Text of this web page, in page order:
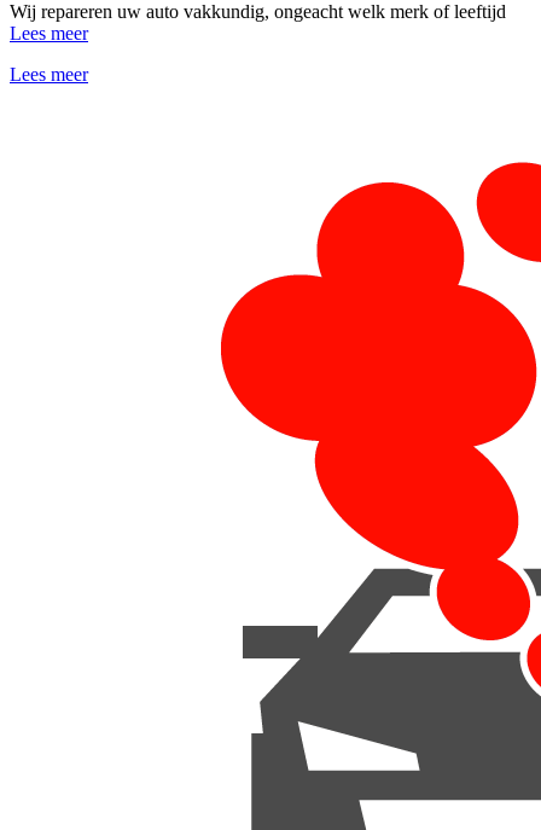
Wij repareren uw auto vakkundig, ongeacht welk merk of leeftijd
Lees meer
Lees meer